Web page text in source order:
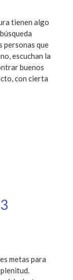
tienen algo
personas que
escuchan la
buenos
con cierta
metas para